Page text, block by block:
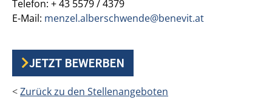
Telefon: + 43 5579 / 4379
E-Mail: menzel.alberschwende@benevit.at
JETZT BEWERBEN
<Zurück zu den Stellenangeboten